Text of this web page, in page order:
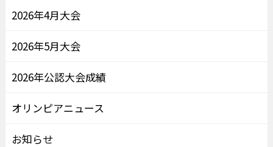
2026年4月大会
2026年5月大会
2026年公認大会成績
オリンピアニュース
お知らせ